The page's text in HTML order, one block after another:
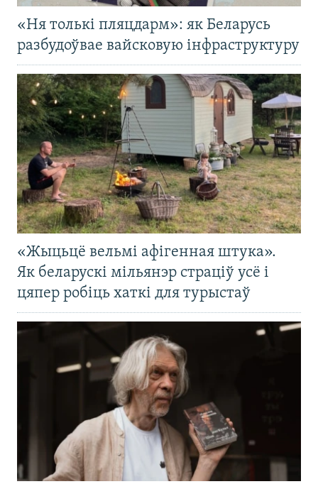
«Ня толькі пляцдарм»: як Беларусь
разбудоўвае вайсковую інфраструктуру
«Жыцьцё вельмі афігенная штука».
Як беларускі мільянэр страціў усё і
цяпер робіць хаткі для турыстаў